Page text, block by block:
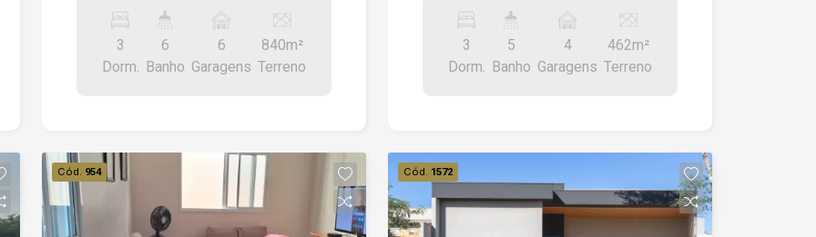
armários, Closet, 3 Salas, Lavabo,
Escritório, Varanda Gourmet completa
com Fogão a lenha, Churrasqueira,
3
Dorm.
6
Banho
6
Garagens
840m²
Terreno
Closet ), living 3 Ambientes, Lavabo,
Cozinha Planejada Integrada com
Varanda Gourmet, Água Quente em
3
Dorm.
5
Banho
4
Garagens
462m²
Terreno
Cód. 954 Cód. 1572